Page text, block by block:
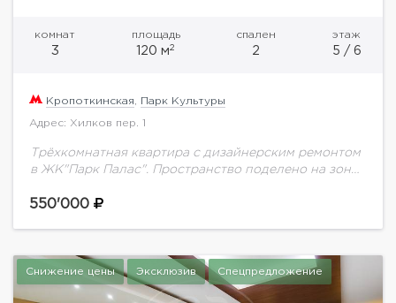
комнат
3
площадь
120 м2
спален
2
этаж
5 / 6
Кропоткинская Парк Культуры
Адрес: Хилков пер. 1
Трёхкомнатная квартира с дизайнерским ремонтом
в ЖК"Парк Палас". Пространство поделено на зону
гостиную с выходом на видовую лоджию и
550'000
Снижение цены Эксклюзив Спецпредложение